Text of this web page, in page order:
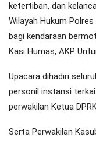
ketertiban, dan
Wilayah Hukum
bagi kendaraan
Kasi Humas, AKP
Upacara dihadiri
personil instansi
perwakilan Ketua
Serta Perwakilan